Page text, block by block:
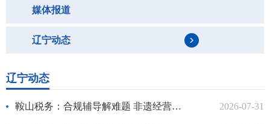
媒体报道
辽宁动态
辽宁动态
2026-07-31
鞍山税务：合规辅导解难题 非遗经营添动能